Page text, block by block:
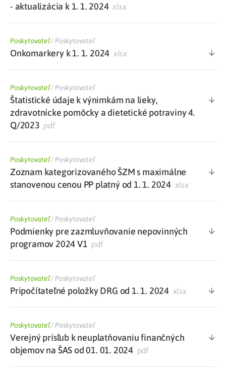
- aktualizácia k 1. 1. 2024xlsx
Poskytovateľ/Poskytovateľ
Onkomarkery k 1. 1. 2024 xlsx
Poskytovateľ/Poskytovateľ
Štatistické údaje k výnimkám na lieky,
zdravotnícke pomôcky a dietetické potraviny 4.
Q/2023 pdf
Poskytovateľ/Poskytovateľ
Zoznam kategorizovaného ŠZM s maximálne
stanovenou cenou PP platný od 1. 1. 2024 xlsx
Poskytovateľ/Poskytovateľ
Podmienky pre zazmluvňovanie nepovinných
programov 2024 V1 pdf
Poskytovateľ/Poskytovateľ
Pripočítateľné položky DRG od 1. 1. 2024 xlsx
Poskytovateľ/Poskytovateľ
Verejný prísľub k neuplatňovaniu finančných
objemov na ŠAS od 01. 01. 2024 pdf